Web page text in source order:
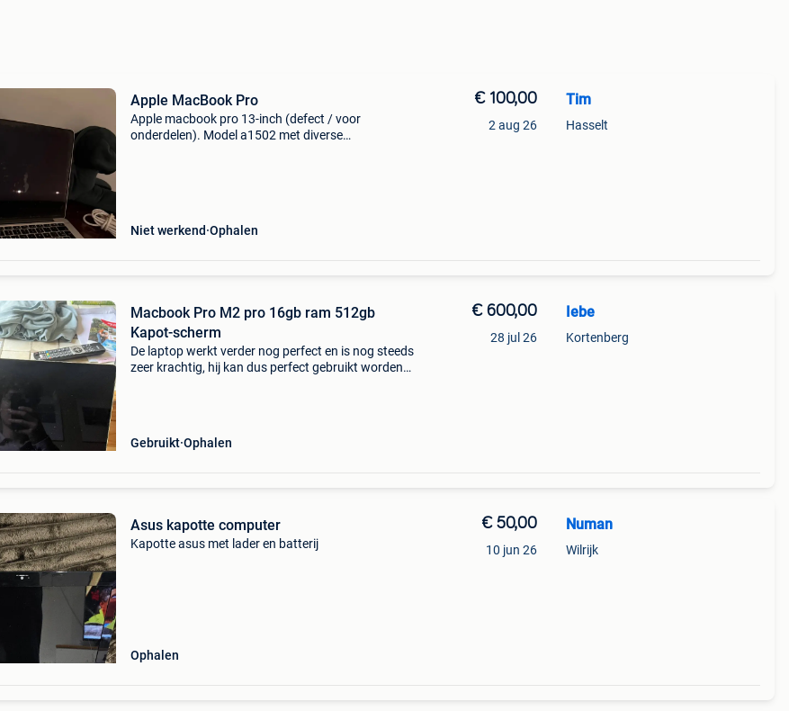
Apple MacBook Pro
Apple macbook pro 13-inch (defect / voor
onderdelen). Model a1502 met diverse
Niet werkend Ophalen
€ 100,00
2 aug 26
Tim
Hasselt
Macbook Pro M2 pro 16gb ram 512gb
Kapot-scherm
De laptop werkt verder nog perfect en is nog steeds
zeer krachtig, hij kan dus perfect gebruikt worden
Gebruikt Ophalen
€ 600,00
28 jul 26
Iebe
Kortenberg
Asus kapotte computer
Kapotte asus met lader en batterij
Ophalen
€ 50,00
10 jun 26
Numan
Wilrijk